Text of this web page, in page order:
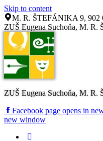
Skip to content
M. R. ŠTEFÁNIKA 9, 902
ZUŠ Eugena Suchoňa, M. R.
ZUŠ Eugena Suchoňa, M. R.
Facebook page opens in
new window